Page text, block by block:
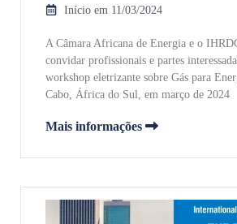
Início em 11/03/2024
A Câmara Africana de Energia e o
convidar profissionais e partes
workshop eletrizante sobre Gás para
Cabo, África do Sul, em março de 2024
Mais informações